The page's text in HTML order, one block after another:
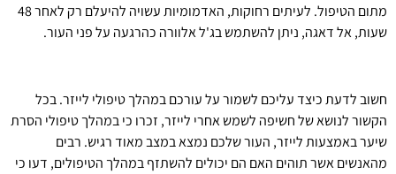
מתום הטיפול. לעיתים רחוקות, האדמומיות עשויה להיעלם רק לאחר 48
שעות, אל דאגה, ניתן להשתמש בג'ל אלוורה כהרגעה על פני העור.
חשוב לדעת כיצד עליכם לשמור על עורכם במהלך טיפולי לייזר. בכל
הקשור לנושא של חשיפה לשמש אחרי לייזר, זכרו כי במהלך טיפולי הסרת
שיער באמצעות לייזר, העור שלכם נמצא במצב מאוד רגיש. רבים
מהאנשים אשר תוהים האם הם יכולים להשתזף במהלך הטיפולים, דעו כי